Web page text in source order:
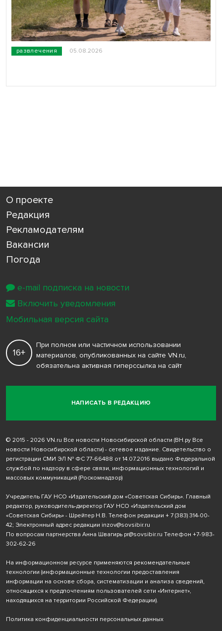
развлечения 05.08.2026
О проекте
Редакция
Рекламодателям
Вакансии
Погода
НАПИСАТЬ В РЕДАКЦИЮ
16+
При полном или частичном использовании
материалов, опубликованных на сайте VN.ru,
обязательна активная гиперссылка на сайт
© 2015 - 2026 VN.ru Все новости Новосибирской области (ВН.ру Все
новости Новосибирской области) - сетевое издание. Свидетельство о
регистрации СМИ ЭЛ № ФС 77-66488 от 14.07.2016 выдано Федеральной
службой по надзору в сфере связи, информационных технологий и
массовых коммуникаций (Роскомнадзор)
Учредитель ГАУ НСО «Издательский дом «Советская Сибирь». Главный
редактор, руководитель-директор ГАУ НСО «Издательский дом
«Советская Сибирь» - Шрейтер Н.В. Телефон редакции + 7 (383) 314-00-
42; Электронный адрес редакции inzov@sovsibir.ru
По вопросам партнерства Анна Швагирь pr@sovsibir.ru Телефон +7-983-
302-62-26
На информационном ресурсе применяются рекомендательные
технологии (информационные технологии предоставления
информации на основе сбора, систематизации и анализа сведений,
относящихся к предпочтениям пользователей сети «Интернет»,
находящихся на территории Российской Федерации).
Политика конфиденциальности персональных данных
e-mail подписка на новости
Включить уведомления
Мобильная версия сайта